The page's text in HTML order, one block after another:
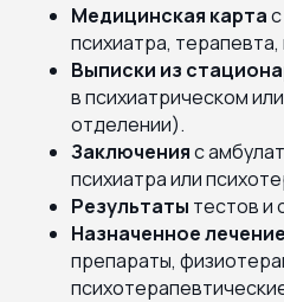
Медицинская карта
психиатра,
Выписки из
в психиатрическом
отделении).
Заключенияс
психиатра или
Результаты тестов и
Назначенное лечение
препараты,